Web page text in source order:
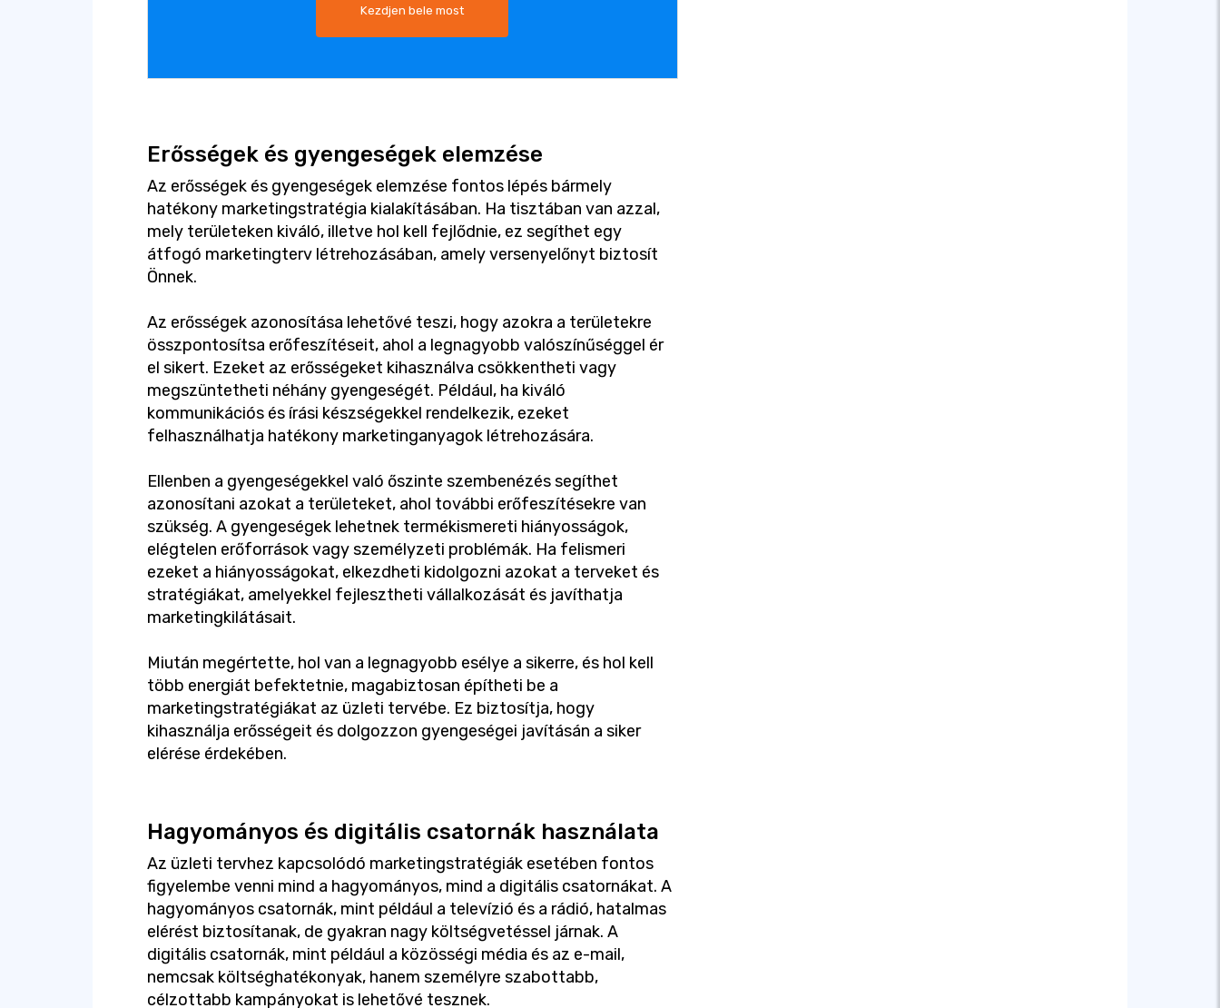
Kezdjen bele most
Erősségek és gyengeségek elemzése
Az erősségek és gyengeségek elemzése fontos lépés bármely
hatékony marketingstratégia kialakításában. Ha tisztában van azzal,
mely területeken kiváló, illetve hol kell fejlődnie, ez segíthet egy
átfogó marketingterv létrehozásában, amely versenyelőnyt biztosít
Önnek.
Az erősségek azonosítása lehetővé teszi, hogy azokra a területekre
összpontosítsa erőfeszítéseit, ahol a legnagyobb valószínűséggel ér
el sikert. Ezeket az erősségeket kihasználva csökkentheti vagy
megszüntetheti néhány gyengeségét. Például, ha kiváló
kommunikációs és írási készségekkel rendelkezik, ezeket
felhasználhatja hatékony marketinganyagok létrehozására.
Ellenben a gyengeségekkel való őszinte szembenézés segíthet
azonosítani azokat a területeket, ahol további erőfeszítésekre van
szükség. A gyengeségek lehetnek termékismereti hiányosságok,
elégtelen erőforrások vagy személyzeti problémák. Ha felismeri
ezeket a hiányosságokat, elkezdheti kidolgozni azokat a terveket és
stratégiákat, amelyekkel fejlesztheti vállalkozását és javíthatja
marketingkilátásait.
Miután megértette, hol van a legnagyobb esélye a sikerre, és hol kell
több energiát befektetnie, magabiztosan építheti be a
marketingstratégiákat az üzleti tervébe. Ez biztosítja, hogy
kihasználja erősségeit és dolgozzon gyengeségei javításán a siker
elérése érdekében.
Hagyományos és digitális csatornák használata
Az üzleti tervhez kapcsolódó marketingstratégiák esetében fontos
figyelembe venni mind a hagyományos, mind a digitális csatornákat. A
hagyományos csatornák, mint például a televízió és a rádió, hatalmas
elérést biztosítanak, de gyakran nagy költségvetéssel járnak. A
digitális csatornák, mint például a közösségi média és az e-mail,
nemcsak költséghatékonyak, hanem személyre szabottabb,
célzottabb kampányokat is lehetővé tesznek.